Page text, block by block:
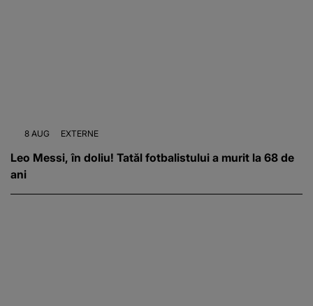
8 AUG EXTERNE
Leo Messi, în doliu! Tatăl fotbalistului a murit la 68 de
ani